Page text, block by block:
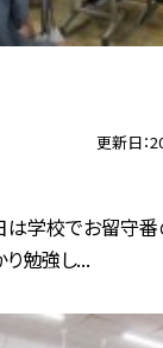
更新日
は学校でお留守
勉強し...